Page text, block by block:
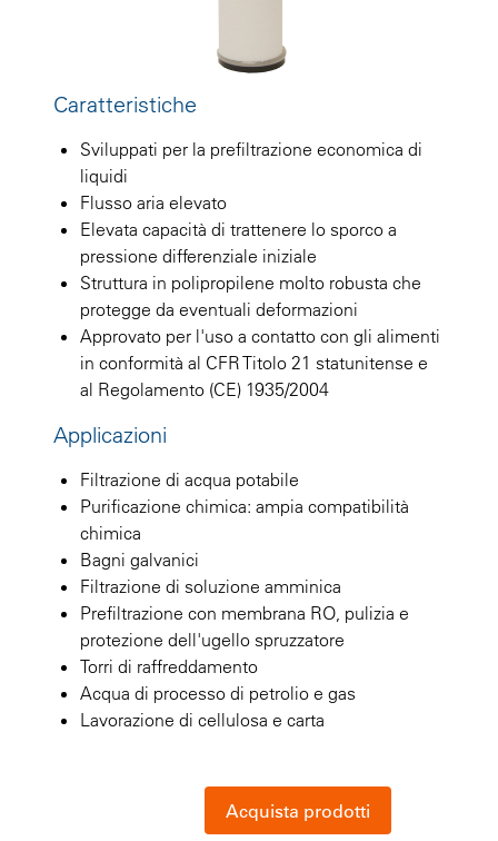
Caratteristiche
Sviluppati per la prefiltrazione economica di
liquidi
Flusso aria elevato
Elevata capacità di trattenere lo sporco a
pressione differenziale iniziale
Struttura in polipropilene molto robusta che
protegge da eventuali deformazioni
Approvato per l'uso a contatto con gli alimenti
in conformità al CFR Titolo 21 statunitense e
al Regolamento (CE) 1935/2004
Applicazioni
Filtrazione di acqua potabile
Purificazione chimica: ampia compatibilità
chimica
Bagni galvanici
Filtrazione di soluzione amminica
Prefiltrazione con membrana RO, pulizia e
protezione dell'ugello spruzzatore
Torri di raffreddamento
Acqua di processo di petrolio e gas
Lavorazione di cellulosa e carta
Acquista prodotti